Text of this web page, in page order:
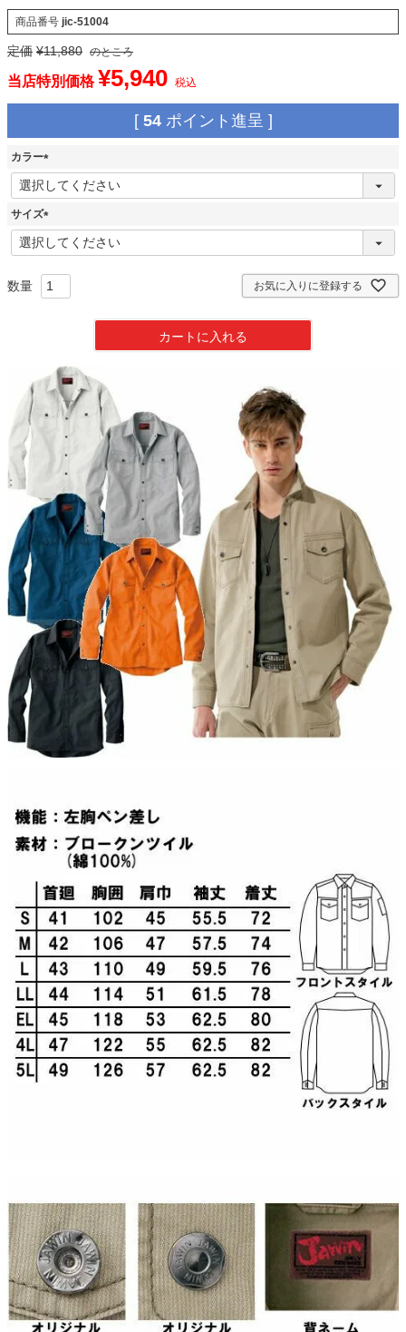
商品番号 jic-51004
定価 ¥11,880 のところ
当店特別価格 ¥5,940 税込
[ 54 ポイント進呈 ]
カラー
(
必
須
サイズ
(
必
お気に入りに登録する
カートに入れる